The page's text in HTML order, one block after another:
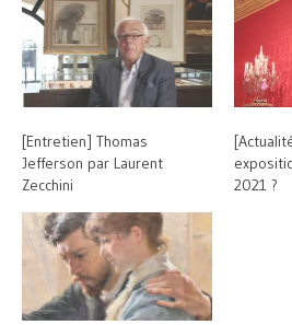
[Entretien] Thomas
Jefferson par Laurent
Zecchini
2021 ?